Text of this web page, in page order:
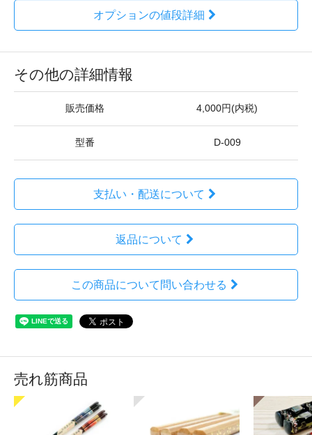
オプションの値段詳細
その他の詳細情報
販売価格 4,000円(内税)
型番 D-009
支払い・配送について
返品について
この商品について問い合わせる
売れ筋商品